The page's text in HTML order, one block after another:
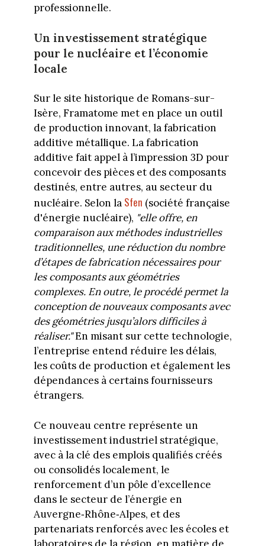
professionnelle.
Un investissement stratégique
pour le nucléaire et l’économie
locale
Sur le site historique de Romans-sur-
Isère, Framatome met en place un outil
de production innovant, la fabrication
additive métallique. La fabrication
additive fait appel à l’impression 3D pour
concevoir des pièces et des composants
destinés, entre autres, au secteur du
nucléaire. Selon la Sfen (société française
d'énergie nucléaire), "elle offre, en
comparaison aux méthodes industrielles
traditionnelles, une réduction du nombre
d’étapes de fabrication nécessaires pour
les composants aux géométries
complexes. En outre, le procédé permet la
conception de nouveaux composants avec
des géométries jusqu’alors difficiles à
réaliser."En misant sur cette technologie,
l’entreprise entend réduire les délais,
les coûts de production et également les
dépendances à certains fournisseurs
étrangers.
Ce nouveau centre représente un
investissement industriel stratégique,
avec à la clé des emplois qualifiés créés
ou consolidés localement, le
renforcement d’un pôle d’excellence
dans le secteur de l’énergie en
Auvergne‑Rhône‑Alpes, et des
partenariats renforcés avec les écoles et